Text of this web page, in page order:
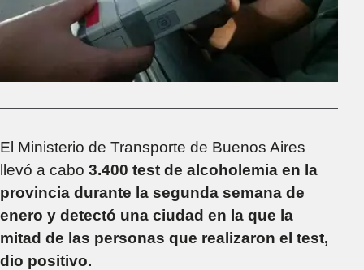
El Ministerio de Transporte de Buenos Aires
llevó a cabo 3.400 test de alcoholemia en la
provincia durante la segunda semana de
enero y detectó una ciudad en la que la
mitad de las personas que realizaron el test,
dio positivo.